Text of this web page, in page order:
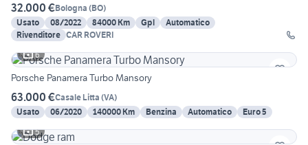
32.000 €Bologna (BO)
Usato
08/2022 84000 Km Gpl
Automatico
Rivenditore CAR ROVERI
6
Porsche Panamera Turbo Mansory
63.000 €Casale Litta (VA)
Usato
06/2020 140000 Km Benzina Automatico
Euro 5
5